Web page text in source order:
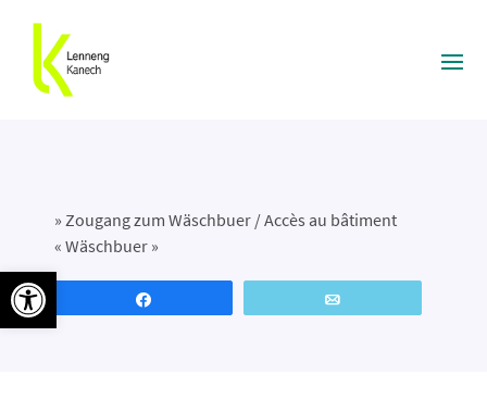
» Zougang zum Wäschbuer / Accès au bâtiment
« Wäschbuer »
Ouvrir la barre d’outils